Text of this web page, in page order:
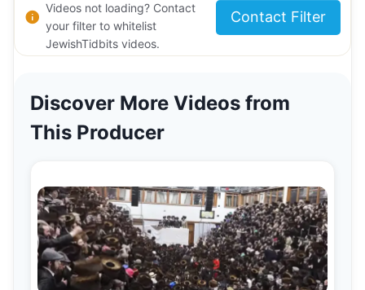
Videos not loading? Contact
your filter to whitelist
JewishTidbits videos.
Contact Filter
Discover More Videos from
This Producer